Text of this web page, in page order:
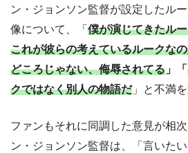
ン・ジョンソン監督が設定したル
像について、「 僕が演じてきたル
これが彼らの考えているルークな
どころじゃない、侮辱されてる 」「
クではなく別人の物語だ」と不満を
ファンもそれに同調した意見が相
ン・ジョンソン監督は、「言いた